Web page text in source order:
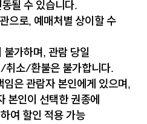
될 수 있습니다.
으로, 예매처별 상이할 수
가하며, 관람 당일
취소/환불은 불가합니다.
은 관람자 본인에게 있으며,
본인이 선택한 권종에
여 할인 적용 가능